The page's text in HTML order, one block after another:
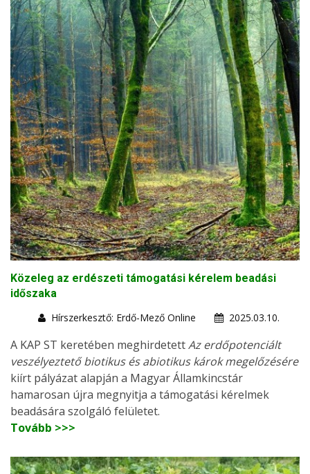
Közeleg az erdészeti támogatási kérelem beadási
időszaka
Hírszerkesztő: Erdő-Mező Online
2025.03.10.
A KAP ST keretében meghirdetettAz erdőpotenciált
veszélyeztető biotikus és abiotikus károk megelőzésére
kiírt pályázat alapján a Magyar Államkincstár
hamarosan újra megnyitja a támogatási kérelmek
beadására szolgáló felületet.
Tovább >>>